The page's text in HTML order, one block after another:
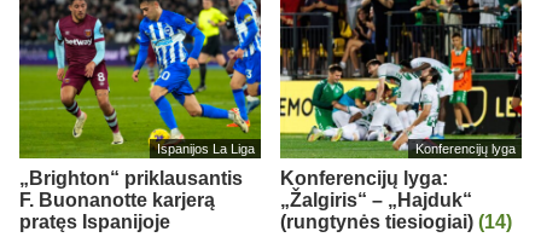
Ispanijos La Liga
„Brighton“ priklausantis
F. Buonanotte karjerą
pratęs Ispanijoje
Konferencijų lyga
Konferencijų lyga:
„Žalgiris“ – „Hajduk“
(rungtynės tiesiogiai) (14)